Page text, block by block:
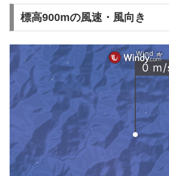
標高900mの風速・風向き